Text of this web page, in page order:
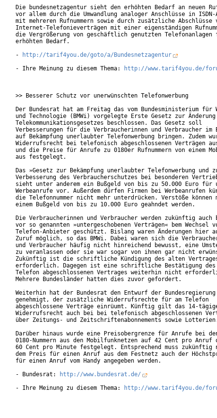
Die bundesnetzagentur sieht den erhöhten Bedarf an neuen
vor allem durch die Umwandlung analoger Anschlüsse in ISDN-
mit mehreren Rufnummern sowie durch zusätzliche Abschlüsse
Internet-Telefonieverträgen mit einer eigenständigen
die Vergrößerung von geschäftlich genutzten Telefonanlagen
erhöhten Bedarf.
-
http://tarif4you.de/goto/a/Bundesnetzagentur
- Ihre Meinung zu diesem Thema:
http://www.tarif4you.de/
>> Besserer Schutz vor unerwünschten Telefonwerbung
Der Bundesrat hat am Freitag das vom Bundesministerium für
und Technologie (BMWi) vorgelegte Erste Gesetz zur Änderung
Telekommunikationsgesetzes beschlossen. Das Gesetz soll
Verbesserungen für die Verbraucherinnen und Verbraucher im
auf Bekämpfung unerlaubter Telefonwerbung bringen. Zudem
Widerrufsrecht bei telefonisch abgeschlossenen Verträgen
und die Preise für Anrufe zu 0180er Rufnummern von einem
aus festgelegt.
Das »Gesetz zur Bekämpfung unerlaubter Telefonwerbung und
Verbesserung des Verbraucherschutzes bei besonderen
sieht unter anderem ein Bußgeld von bis zu 50.000 Euro für
Werbeanrufe vor. Außerdem dürfen Firmen bei Werbeanrufen
die Telefonnummer nicht mehr unterdrücken. Verstöße können
einem Bußgeld von bis zu 10.000 Euro geahndet werden.
Die Verbraucherinnen und Verbraucher werden zukünftig auch
vor so genannten »untergeschobenen Verträgen« bem Wechsel
Telefon-Anbieter geschützt. Bislang waren Änderungen hier
Zuruf möglich, so das BMWi. Dabei waren sich die
und Verbraucher häufig nicht hinreichend bewusst, eine
zu veranlassen oder sie war sogar von ihnen gar nicht
Zukünftig ist die schriftliche Kündigung des alten
erforderlich. Dagegen ist eine schriftliche Bestätigung des
Telefon abgeschlossenen Vertrages weiterhin nicht
Mehrere Bundesländer hatten dies zuvor gefordert.
Weiterhin hat der Bundesrat den Entwurf der Bundesregierung
genehmigt, der zusätzliche Widerrufsrechte für am Telefon
abgeschlossene Verträge einrüumt. Künftig gilt das 14-
Widerrufsrecht auch bei bei telefonisch abgeschlossenen
über Zeitungs- und Zeitschriftenabonnements sowie
Darüber hinaus wurde eine Preisobergrenze für Anrufe bei
0180-Nummern aus den Mobilfunknetzen auf 42 Cent pro Anruf
60 Cent pro Minute festgelegt. Entsprechend muss zukünftig
dem Preis für einen Anruf aus dem Festnetz auch der
für einen Anruf vom Handy angegeben werden.
- Bundesrat:
http://www.bundesrat.de/
- Ihre Meinung zu diesem Thema:
http://www.tarif4you.de/